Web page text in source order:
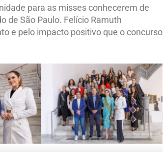
para as misses conhecerem de
de São Paulo. Felício Ramuth
e pelo impacto positivo que o concurso